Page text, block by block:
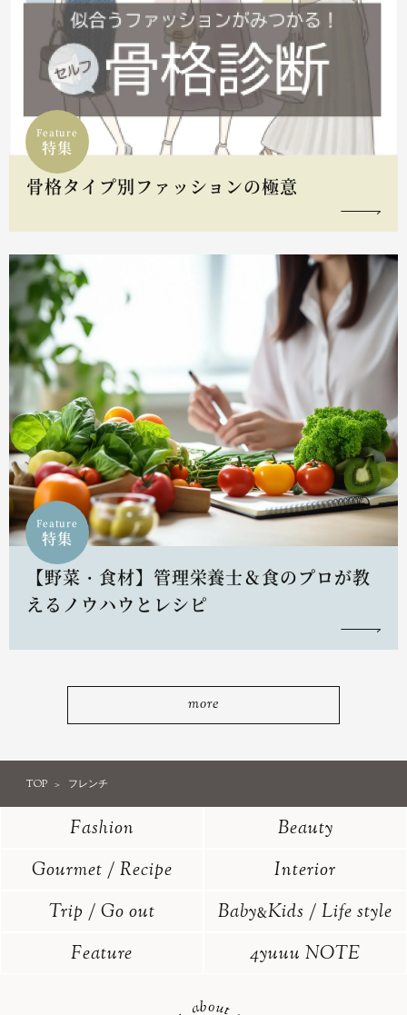
Feature
特集
骨格タイプ別ファッションの極意
Feature
特集
【野菜・食材】管理栄養士＆食のプロが教
えるノウハウとレシピ
more
TOP フレンチ
Fashion
Beauty
Gourmet / Recipe
Interior
Trip / Go out
Baby&Kids / Life style
Feature
4yuuu NOTE